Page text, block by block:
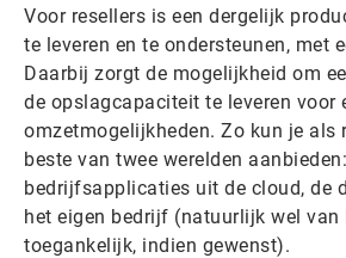
Voor resellers is een dergelijk
te leveren en te ondersteunen, met
Daarbij zorgt de mogelijkheid om
de opslagcapaciteit te leveren voor
omzetmogelijkheden. Zo kun je als
beste van twee werelden aanbieden:
bedrijfsapplicaties uit de cloud, de
het eigen bedrijf (natuurlijk wel
toegankelijk, indien gewenst).